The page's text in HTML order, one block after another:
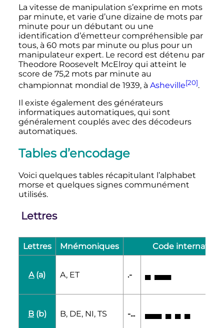
La vitesse de manipulation s’exprime en mots
par minute, et varie d’une dizaine de mots par
minute pour un débutant ou une
identification d’émetteur compréhensible par
tous, à 60 motspar minute ou plus pour un
manipulateur expert. Le record est détenu par
Theodore Roosevelt McElroy qui atteint le
score de 75,2 motspar minute au
championnat mondial de 1939, à Asheville[20].
Il existe également des générateurs
informatiques automatiques, qui sont
généralement couplés avec des décodeurs
automatiques.
Tables d’encodage
Voici quelques tables récapitulant l’alphabet
morse et quelques signes communément
utilisés.
Lettres
Lettres Mnémoniques Code
A(a) A, ET .- ▄ ▄▄▄
B(b) B, DE, NI, TS -... ▄▄▄ ▄ ▄ ▄